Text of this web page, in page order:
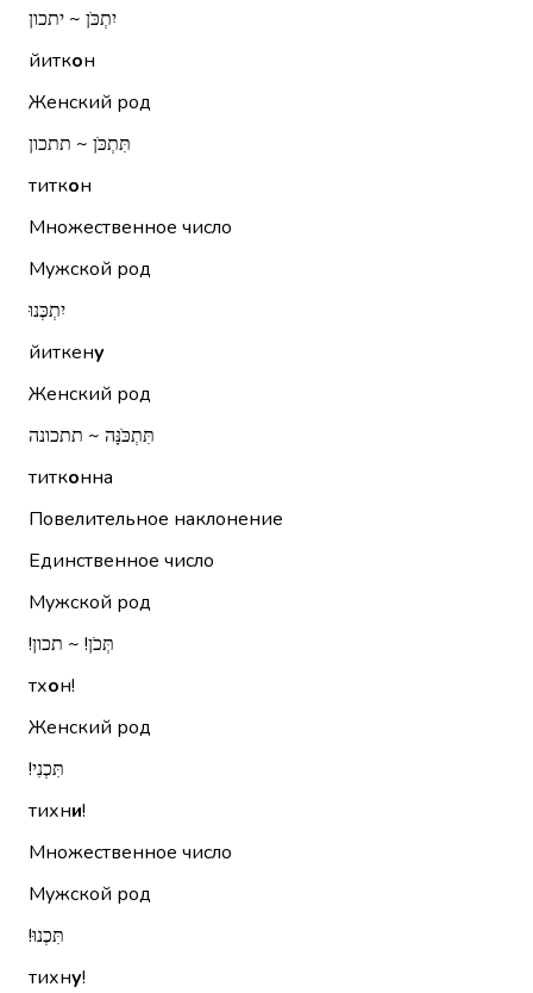
יִתְכֹּן ~ יתכון
йиткон
Женский род
תִּתְכֹּן ~ תתכון
титкон
Множественное число
Мужской род
יִתְכְּנוּ
йиткену
Женский род
תִּתְכֹּנָּה ~ תתכונה
титконна
Повелительное наклонение
Единственное число
Мужской род
תְּכֹן!‏ ~ תכון!‏
тхон!
Женский род
תִּכְנִי!‏
тихни!
Множественное число
Мужской род
תִּכְנוּ!‏
тихну!